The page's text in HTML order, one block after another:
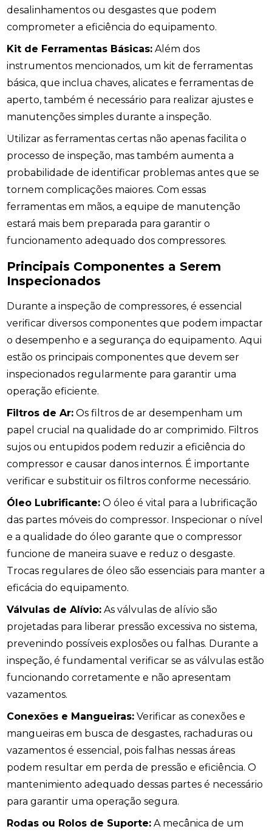
desalinhamentos ou desgastes que podem
comprometer a eficiência do equipamento.
Kit de Ferramentas Básicas: Além dos
instrumentos mencionados, um kit de ferramentas
básica, que inclua chaves, alicates e ferramentas de
aperto, também é necessário para realizar ajustes e
manutenções simples durante a inspeção.
Utilizar as ferramentas certas não apenas facilita o
processo de inspeção, mas também aumenta a
probabilidade de identificar problemas antes que se
tornem complicações maiores. Com essas
ferramentas em mãos, a equipe de manutenção
estará mais bem preparada para garantir o
funcionamento adequado dos compressores.
Principais Componentes a Serem
Inspecionados
Durante a inspeção de compressores, é essencial
verificar diversos componentes que podem impactar
o desempenho e a segurança do equipamento. Aqui
estão os principais componentes que devem ser
inspecionados regularmente para garantir uma
operação eficiente.
Filtros de Ar: Os filtros de ar desempenham um
papel crucial na qualidade do ar comprimido. Filtros
sujos ou entupidos podem reduzir a eficiência do
compressor e causar danos internos. É importante
verificar e substituir os filtros conforme necessário.
Óleo Lubrificante: O óleo é vital para a lubrificação
das partes móveis do compressor. Inspecionar o nível
e a qualidade do óleo garante que o compressor
funcione de maneira suave e reduz o desgaste.
Trocas regulares de óleo são essenciais para manter a
eficácia do equipamento.
Válvulas de Alívio: As válvulas de alívio são
projetadas para liberar pressão excessiva no sistema,
prevenindo possíveis explosões ou falhas. Durante a
inspeção, é fundamental verificar se as válvulas estão
funcionando corretamente e não apresentam
vazamentos.
Conexões e Mangueiras: Verificar as conexões e
mangueiras em busca de desgastes, rachaduras ou
vazamentos é essencial, pois falhas nessas áreas
podem resultar em perda de pressão e eficiência. O
mantenimiento adequado dessas partes é necessário
para garantir uma operação segura.
Rodas ou Rolos de Suporte: A mecânica de um